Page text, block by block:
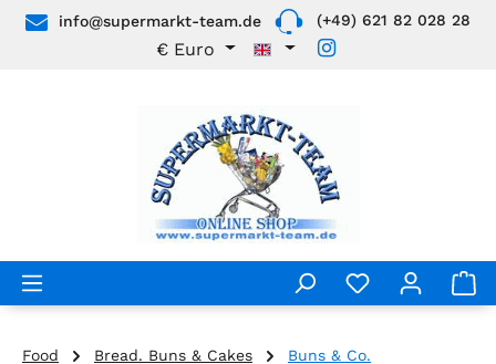
Skip to main content
info@supermarkt-team.de (+49) 621 82 028 28
€ Euro
Food Bread. Buns & Cakes Buns & Co.